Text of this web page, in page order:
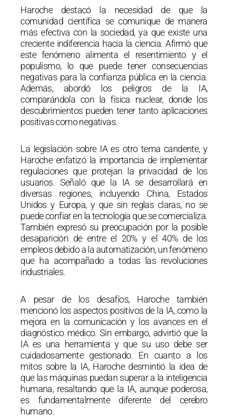
Haroche destacó la necesidad de que la
comunidad científica se comunique de manera
más efectiva con la sociedad, ya que existe una
creciente indiferencia hacia la ciencia. Afirmó que
este fenómeno alimenta el resentimiento y el
populismo, lo que puede tener consecuencias
negativas para la confianza pública en la ciencia.
Además, abordó los peligros de la IA,
comparándola con la física nuclear, donde los
descubrimientos pueden tener tanto aplicaciones
positivas como negativas.
La legislación sobre IA es otro tema candente, y
Haroche enfatizó la importancia de implementar
regulaciones que protejan la privacidad de los
usuarios. Señaló que la IA se desarrollará en
diversas regiones, incluyendo China, Estados
Unidos y Europa, y que sin reglas claras, no se
puede confiar en la tecnología que se comercializa.
También expresó su preocupación por la posible
desaparición de entre el 20% y el 40% de los
empleos debido a la automatización, un fenómeno
que ha acompañado a todas las revoluciones
industriales.
A pesar de los desafíos, Haroche también
mencionó los aspectos positivos de la IA, como la
mejora en la comunicación y los avances en el
diagnóstico médico. Sin embargo, advirtió que la
IA es una herramienta y que su uso debe ser
cuidadosamente gestionado. En cuanto a los
mitos sobre la IA, Haroche desmintió la idea de
que las máquinas puedan superar a la inteligencia
humana, resaltando que la IA, aunque poderosa,
es fundamentalmente diferente del cerebro
humano.